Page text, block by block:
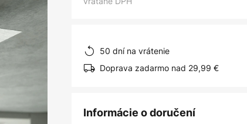
50 dní na vrátenie
Doprava zadarmo nad 29,99 €
Informácie o doručení